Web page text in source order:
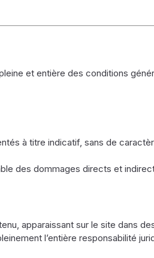
et entière des conditions
à titre indicatif, sans de
des dommages directs et
apparaissant sur le site dans
l’entière responsabilité